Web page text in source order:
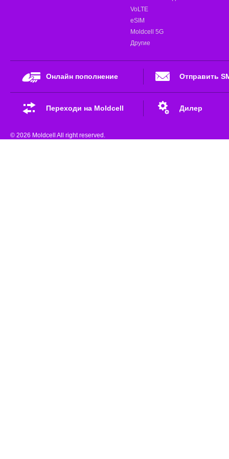
VoLTE
eSIM
Moldcell 5G
Другие
Онлайн пополнение Отправить
Переходи на Moldcell Дилер
© 2026 Moldcell All right reserved.